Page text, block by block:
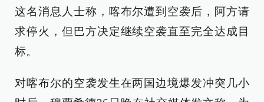
这名消息人士称，喀布尔遭到空袭后，阿方请
求停火，但巴方决定继续空袭直至完全达成目
标。
对喀布尔的空袭发生在两国边境爆发冲突几小